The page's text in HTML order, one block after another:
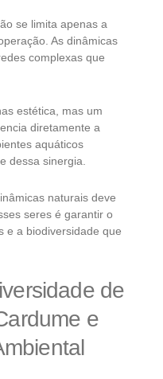
se limita apenas a
As dinâmicas
complexas que
estética, mas um
diretamente a
aquáticos
dessa sinergia.
naturais deve
seres é garantir o
e a biodiversidade que
de
e